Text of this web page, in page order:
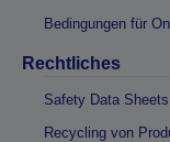
Bedingungen für
Rechtliches
Safety Data Sheets
Recycling von